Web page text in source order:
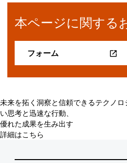
本ページに関する
フォーム
未来を拓く洞察と信頼できるテクノロ
い思考と迅速な行動、
優れた成果を生み出す
詳細はこちら